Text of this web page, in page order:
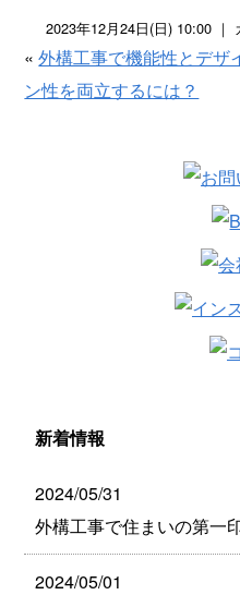
2023年12月24日(日) 10:00 ｜
«外構工事で機能性とデザ
ン性を両立するには？
新着情報
2024/05/31
外構工事で住まいの第一
2024/05/01